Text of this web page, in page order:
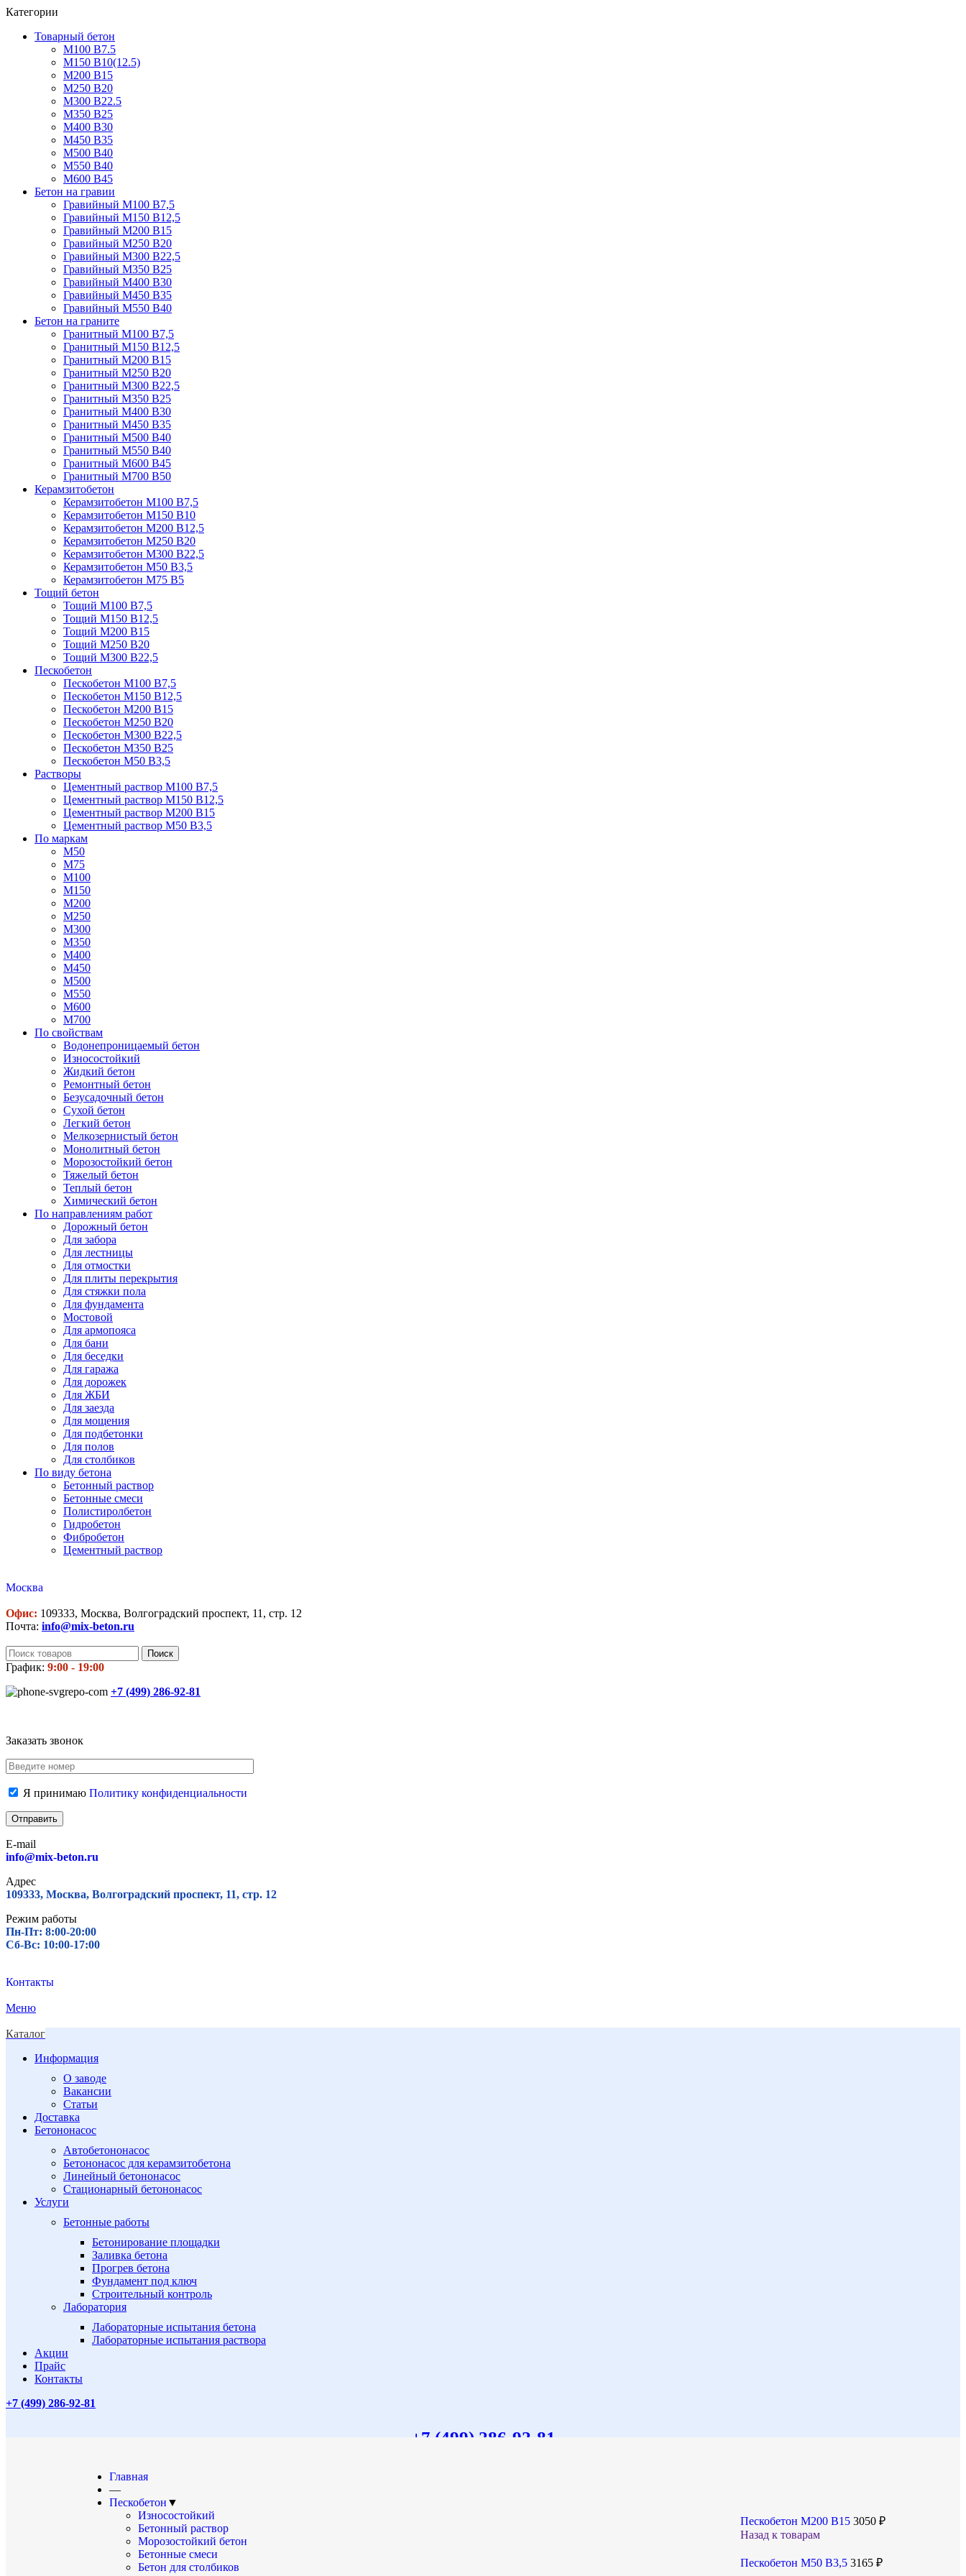
Категории
Товарный бетон
М100 В7.5
М150 В10(12.5)
М200 В15
М250 В20
М300 В22.5
М350 В25
М400 В30
М450 В35
М500 В40
М550 В40
М600 В45
Бетон на гравии
Гравийный М100 В7,5
Гравийный М150 В12,5
Гравийный М200 В15
Гравийный М250 В20
Гравийный М300 В22,5
Гравийный М350 В25
Гравийный М400 В30
Гравийный М450 В35
Гравийный М550 В40
Бетон на граните
Гранитный М100 В7,5
Гранитный М150 В12,5
Гранитный М200 В15
Гранитный М250 В20
Гранитный М300 В22,5
Гранитный М350 В25
Гранитный М400 В30
Гранитный М450 В35
Гранитный М500 В40
Гранитный М550 В40
Гранитный М600 В45
Гранитный М700 В50
Керамзитобетон
Керамзитобетон М100 В7,5
Керамзитобетон М150 В10
Керамзитобетон М200 В12,5
Керамзитобетон М250 В20
Керамзитобетон М300 В22,5
Керамзитобетон М50 В3,5
Керамзитобетон М75 В5
Тощий бетон
Тощий М100 В7,5
Тощий М150 В12,5
Тощий М200 В15
Тощий М250 В20
Тощий М300 В22,5
Пескобетон
Пескобетон М100 В7,5
Пескобетон М150 В12,5
Пескобетон М200 В15
Пескобетон М250 В20
Пескобетон М300 В22,5
Пескобетон М350 В25
Пескобетон М50 В3,5
Растворы
Цементный раствор М100 В7,5
Цементный раствор М150 В12,5
Цементный раствор М200 В15
Цементный раствор М50 В3,5
По маркам
М50
М75
М100
М150
М200
М250
М300
М350
М400
М450
М500
М550
М600
М700
По свойствам
Водонепроницаемый бетон
Износостойкий
Жидкий бетон
Ремонтный бетон
Безусадочный бетон
Сухой бетон
Легкий бетон
Мелкозернистый бетон
Монолитный бетон
Морозостойкий бетон
Тяжелый бетон
Теплый бетон
Химический бетон
По направлениям работ
Дорожный бетон
Для забора
Для лестницы
Для отмостки
Для плиты перекрытия
Для стяжки пола
Для фундамента
Мостовой
Для армопояса
Для бани
Для беседки
Для гаража
Для дорожек
Для ЖБИ
Для заезда
Для мощения
Для подбетонки
Для полов
Для столбиков
По виду бетона
Бетонный раствор
Бетонные смеси
Полистиролбетон
Гидробетон
Фибробетон
Цементный раствор
Москва
Офис: 109333, Москва, Волгоградский проспект, 11, стр. 12
Почта: info@mix-beton.ru
Поиск
График: 9:00 - 19:00
+7 (499) 286-92-81
Заказать звонок
Я принимаю Политику конфиденциальности
E-mail
info@mix-beton.ru
Адрес
109333, Москва, Волгоградский проспект, 11, стр. 12
Режим работы
Пн-Пт: 8:00-20:00
Сб-Вс: 10:00-17:00
Контакты
Меню
Каталог
Информация
О заводе
Вакансии
Статьи
Доставка
Бетононасос
Автобетононасос
Бетононасос для керамзитобетона
Линейный бетононасос
Стационарный бетононасос
Услуги
Бетонные работы
Бетонирование площадки
Заливка бетона
Прогрев бетона
Фундамент под ключ
Строительный контроль
Лаборатория
Лабораторные испытания бетона
Лабораторные испытания раствора
Акции
Прайс
Контакты
+7 (499) 286-92-81
+7 (499) 286-92-81
Главная
—
Пескобетон ▼
Износостойкий
Бетонный раствор
Морозостойкий бетон
Бетонные смеси
Бетон для столбиков
Пескобетон М200 В15 3050 ₽
Назад к товарам
Пескобетон М50 В3,5 3165 ₽